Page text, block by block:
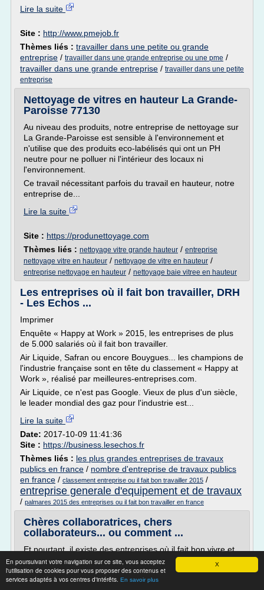
X
En poursuivant votre navigation sur ce site, vous acceptez
l'utilisation de cookies pour vous proposer des contenus et
services adaptés à vos centres d'intérêts. En savoir plus
Lire la suite
Site : http://www.pmejob.fr
Thèmes liés : travailler dans une petite ou grande
entreprise / travailler dans une grande entreprise ou une pme /
travailler dans une grande entreprise / travailler dans une petite
entreprise
Nettoyage de vitres en hauteur La Grande-
Paroisse 77130
Au niveau des produits, notre entreprise de nettoyage sur
La Grande-Paroisse est sensible à l'environnement et
n'utilise que des produits eco-labélisés qui ont un PH
neutre pour ne polluer ni l'intérieur des locaux ni
l'environnement.
Ce travail nécessitant parfois du travail en hauteur, notre
entreprise de...
Lire la suite
Site : https://produnettoyage.com
Thèmes liés : nettoyage vitre grande hauteur / entreprise
nettoyage vitre en hauteur / nettoyage de vitre en hauteur /
entreprise nettoyage en hauteur / nettoyage baie vitree en hauteur
Les entreprises où il fait bon travailler, DRH
- Les Echos ...
Imprimer
Enquête « Happy at Work » 2015, les entreprises de plus
de 5.000 salariés où il fait bon travailler.
Air Liquide, Safran ou encore Bouygues... les champions de
l'industrie française sont en tête du classement « Happy at
Work », réalisé par meilleures-entreprises.com.
Air Liquide, ce n'est pas Google. Vieux de plus d'un siècle,
le leader mondial des gaz pour l'industrie est...
Lire la suite
Date: 2017-10-09 11:41:36
Site : https://business.lesechos.fr
Thèmes liés : les plus grandes entreprises de travaux
publics en france / nombre d'entreprise de travaux publics
en france / classement entreprise ou il fait bon travailler 2015 /
entreprise generale d'equipement et de travaux
/ palmares 2015 des entreprises ou il fait bon travailler en france
Chères collaboratrices, chers
collaborateurs... ou comment ...
Et pourtant, il existe des entreprises où il fait bon vivre et
d'y travailler. Ces entreprises comme par magie se
développent et prospèrent dans leurs activités pendant
que leurs confrères croulent sous les difficultés.